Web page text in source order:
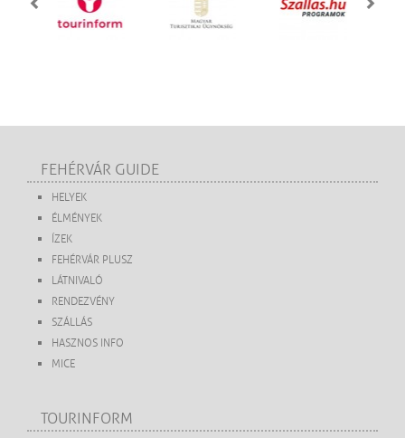
FEHÉRVÁR GUIDE
HELYEK
ÉLMÉNYEK
ÍZEK
FEHÉRVÁR PLUSZ
LÁTNIVALÓ
RENDEZVÉNY
SZÁLLÁS
HASZNOS INFO
MICE
TOURINFORM